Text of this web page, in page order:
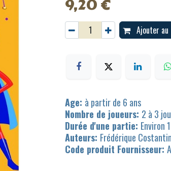
9,20€
Ajouter au
Age: à partir de 6 ans
Nombre de joueurs: 2 à 3
Durée d'une partie: Environ
Auteurs: Frédérique
Code produit Fournisseur: